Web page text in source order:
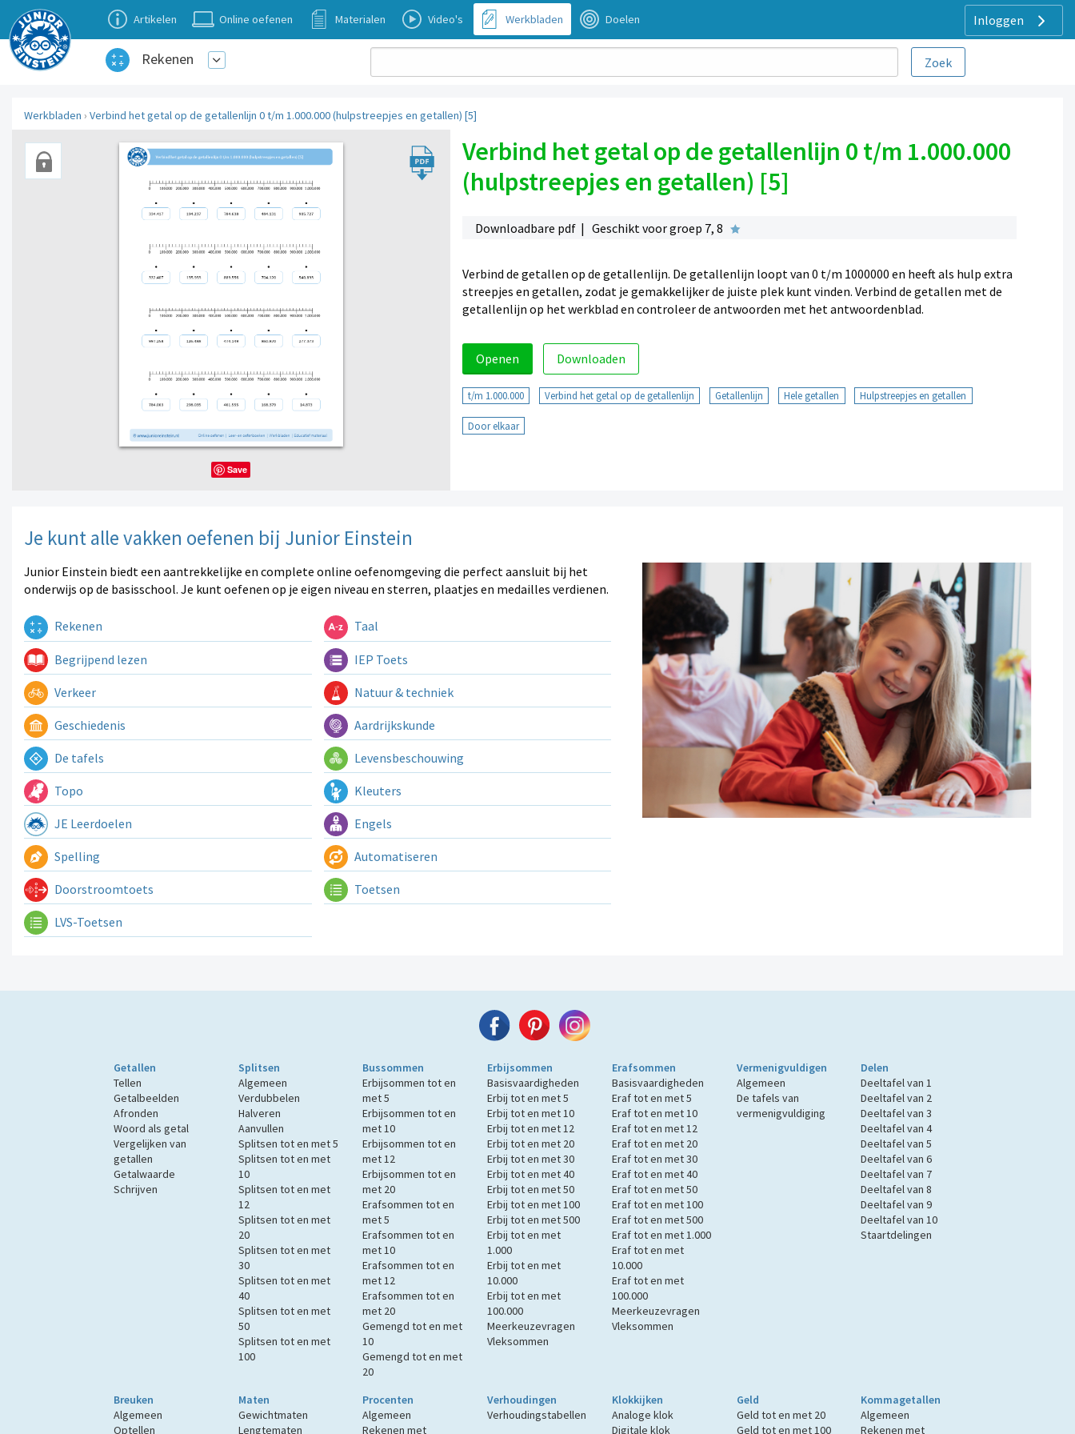
Inloggen
Artikelen Online oefenen Materialen Video's Werkbladen Doelen
Rekenen
Werkbladen › Verbind het getal op de getallenlijn 0 t/m 1.000.000 (hulpstreepjes en getallen) [5]
Verbind het getal op de getallenlijn 0 t/m 1.000.000
(hulpstreepjes en getallen) [5]
Downloadbare pdf | Geschikt voor groep 7, 8
Verbind de getallen op de getallenlijn. De getallenlijn loopt van 0 t/m 1000000 en heeft als hulp extra
streepjes en getallen, zodat je gemakkelijker de juiste plek kunt vinden. Verbind de getallen met de
getallenlijn op het werkblad en controleer de antwoorden met het antwoordenblad.
Openen Downloaden
t/m 1.000.000 Verbind het getal op de getallenlijn Getallenlijn Hele getallen Hulpstreepjes en getallen
Door elkaar
Save
Je kunt alle vakken oefenen bij Junior Einstein
Junior Einstein biedt een aantrekkelijke en complete online oefenomgeving die perfect aansluit bij het
onderwijs op de basisschool. Je kunt oefenen op je eigen niveau en sterren, plaatjes en medailles verdienen.
Rekenen Taal
Begrijpend lezen IEP Toets
Verkeer Natuur & techniek
Geschiedenis Aardrijkskunde
De tafels Levensbeschouwing
Topo Kleuters
JE Leerdoelen Engels
Spelling Automatiseren
Doorstroomtoets Toetsen
LVS-Toetsen
Getallen
Tellen
Getalbeelden
Afronden
Woord als getal
Vergelijken van
getallen
Getalwaarde
Schrijven
Splitsen
Algemeen
Verdubbelen
Halveren
Aanvullen
Splitsen tot en met 5
Splitsen tot en met
10
Splitsen tot en met
12
Splitsen tot en met
20
Splitsen tot en met
30
Splitsen tot en met
40
Splitsen tot en met
50
Splitsen tot en met
100
Bussommen
Erbijsommen tot en
met 5
Erbijsommen tot en
met 10
Erbijsommen tot en
met 12
Erbijsommen tot en
met 20
Erafsommen tot en
met 5
Erafsommen tot en
met 10
Erafsommen tot en
met 12
Erafsommen tot en
met 20
Gemengd tot en met
10
Gemengd tot en met
20
Erbijsommen
Basisvaardigheden
Erbij tot en met 5
Erbij tot en met 10
Erbij tot en met 12
Erbij tot en met 20
Erbij tot en met 30
Erbij tot en met 40
Erbij tot en met 50
Erbij tot en met 100
Erbij tot en met 500
Erbij tot en met
1.000
Erbij tot en met
10.000
Erbij tot en met
100.000
Meerkeuzevragen
Vleksommen
Erafsommen
Basisvaardigheden
Eraf tot en met 5
Eraf tot en met 10
Eraf tot en met 12
Eraf tot en met 20
Eraf tot en met 30
Eraf tot en met 40
Eraf tot en met 50
Eraf tot en met 100
Eraf tot en met 500
Eraf tot en met 1.000
Eraf tot en met
10.000
Eraf tot en met
100.000
Meerkeuzevragen
Vleksommen
Vermenigvuldigen
Algemeen
De tafels van
vermenigvuldiging
Delen
Deeltafel van 1
Deeltafel van 2
Deeltafel van 3
Deeltafel van 4
Deeltafel van 5
Deeltafel van 6
Deeltafel van 7
Deeltafel van 8
Deeltafel van 9
Deeltafel van 10
Staartdelingen
Breuken
Algemeen
Optellen
Maten
Gewichtmaten
Lengtematen
Procenten
Algemeen
Rekenen met
Verhoudingen
Verhoudingstabellen
Klokkijken
Analoge klok
Digitale klok
Geld
Geld tot en met 20
Geld tot en met 100
Kommagetallen
Algemeen
Rekenen met